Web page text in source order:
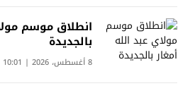
انطلاق موسم
بالجديدة
8 أغسطس، 2026 | 10:01